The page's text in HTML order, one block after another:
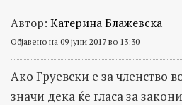
Автор: Катерина Блажевска
Објавено на 09 јуни 2017 во 13:30
Ако Груевски е за членство
значи дека ќе гласа за